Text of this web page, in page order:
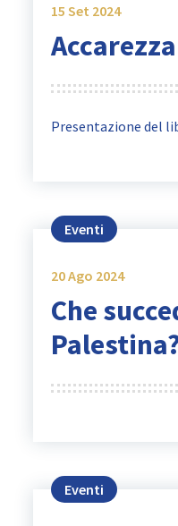
15 Set 2024
Presentazione del
Eventi
20Ago 2024
Che
Eventi